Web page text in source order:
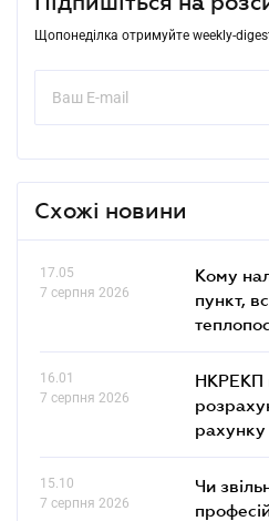
Щопонеділка отримуйте weekly-
Схожі новини
17.05
7 серпня 2026
Кому
пункт,
16.01
7 серпня 2026
НКРЕКП
рахунку
15.10
7 серпня 2026
Чи